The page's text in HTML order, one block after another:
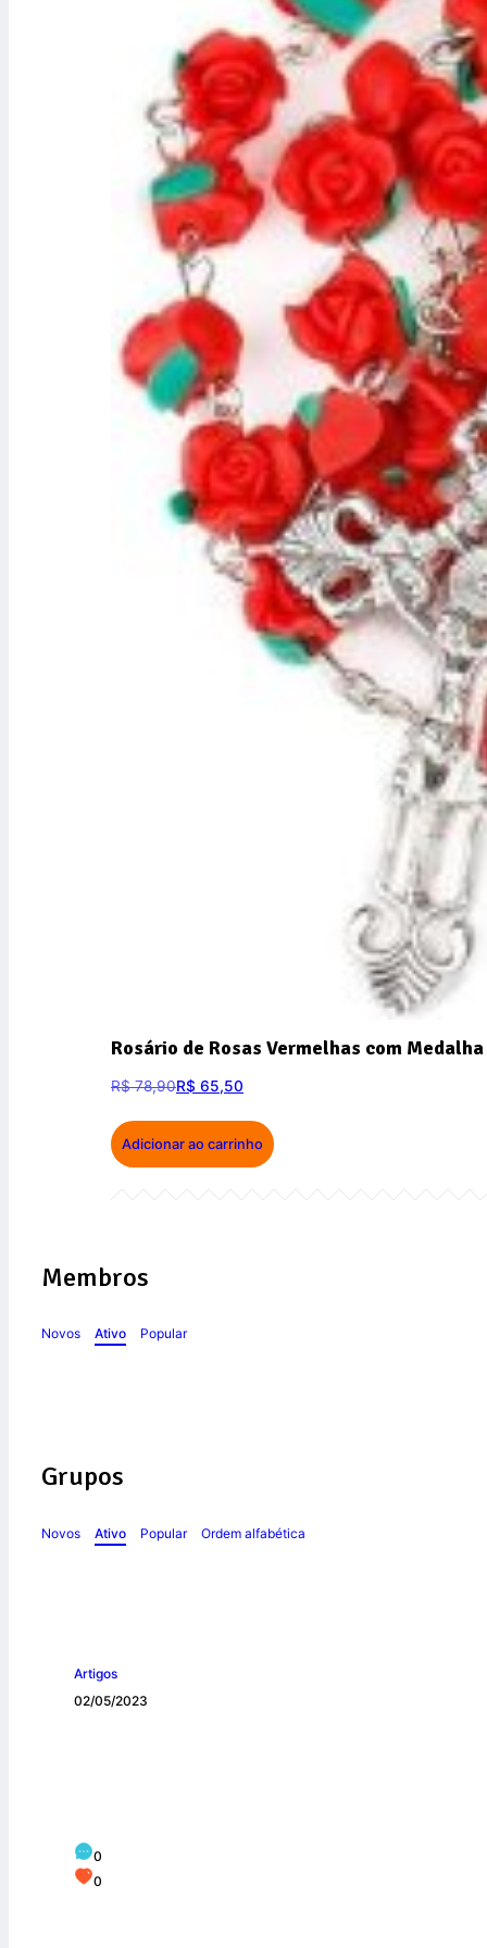
Rosário de Rosas Vermelhas com
R$78,90R$ 65,50
Adicionar ao carrinho
Membros
Novos Ativo Popular
Grupos
Novos Ativo Popular Ordem alfabética
Artigos
02/05/2023
0
0